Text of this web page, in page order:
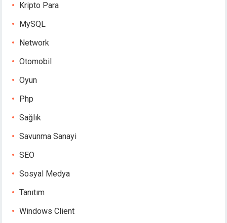
Kripto Para
MySQL
Network
Otomobil
Oyun
Php
Sağlık
Savunma Sanayi
SEO
Sosyal Medya
Tanıtım
Windows Client